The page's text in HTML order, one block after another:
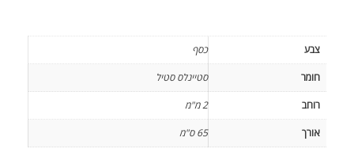
צבע כסף
חומר סטיינלס סטיל
רוחב 2 מ"מ
אורך 65 ס"מ